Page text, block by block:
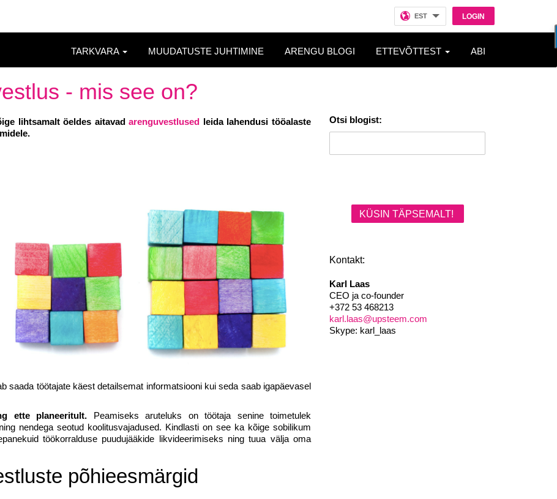
LOGIN
EST
TARKVARA MUUDATUSTE JUHTIMINE ARENGU BLOGI ETTEVÕTTEST ABI
- mis see on?
lihtsamalt öeldes aitavadarenguvestlused leida lahendusi tööalaste
saada töötajate käest detailsemat informatsiooni kui seda saab igapäevasel
ette planeeritult. Peamiseks aruteluks on töötaja senine toimetulek
nendega seotud koolitusvajadused. Kindlasti on see ka kõige sobilikum
töökorralduse puudujääkide likvideerimiseks ning tuua välja oma
põhieesmärgid
Otsi blogist:
KÜSIN TÄPSEMALT!
Kontakt:
Karl Laas
CEO ja co-founder
+372 53 468213
karl.laas@upsteem.com
Skype: karl_laas